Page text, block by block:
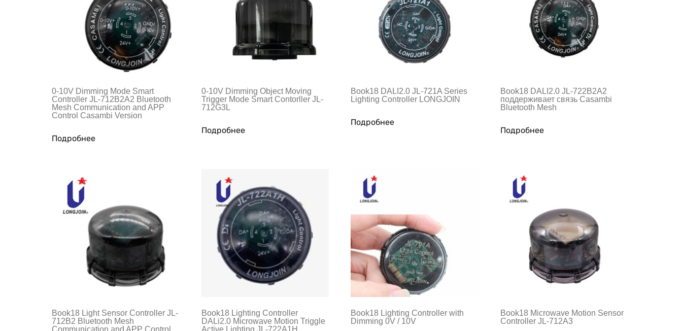
0-10V Dimming Mode Smart
Controller JL-712B2A2 Bluetooth
Mesh Communication and APP
Control Casambi Version
Подробнее
0-10V Dimming Object Moving
Trigger Mode Smart Contorller JL-
712G3L
Подробнее
Book18 DALI2.0 JL-721A Series
Lighting Controller LONGJOIN
Подробнее
Book18 DALI2.0 JL-722B2A2
поддерживает связь Casambi
Bluetooth Mesh
Подробнее
Book18 Light Sensor Controller JL-
712B2 Bluetooth Mesh
Communication and APP Control
Book18 Lighting Controller
DALi2.0 Microwave Motion Triggle
Active Lighting JL-722A1H
Book18 Lighting Controller with
Dimming 0V / 10V
Book18 Microwave Motion Sensor
Controller JL-712A3